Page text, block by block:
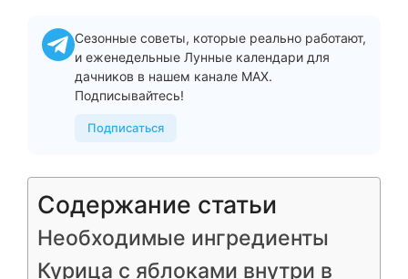
Сезонные советы, которые реально работают,
и еженедельные Лунные календари для
дачников в нашем канале MAX.
Подписывайтесь!
Подписаться
Содержание статьи
Необходимые ингредиенты
Курица с яблоками внутри в